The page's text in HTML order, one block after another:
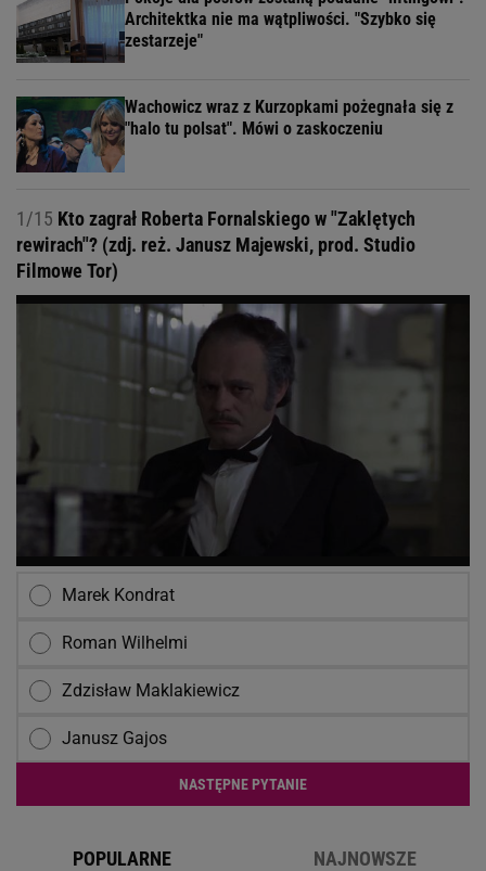
Architektka nie ma wątpliwości. "Szybko się
zestarzeje"
Wachowicz wraz z Kurzopkami pożegnała się z
"halo tu polsat". Mówi o zaskoczeniu
1/15 Kto zagrał Roberta Fornalskiego w "Zaklętych
rewirach"? (zdj. reż. Janusz Majewski, prod. Studio
Filmowe Tor)
Marek Kondrat
Roman Wilhelmi
Zdzisław Maklakiewicz
Janusz Gajos
NASTĘPNE PYTANIE
POPULARNE NAJNOWSZE